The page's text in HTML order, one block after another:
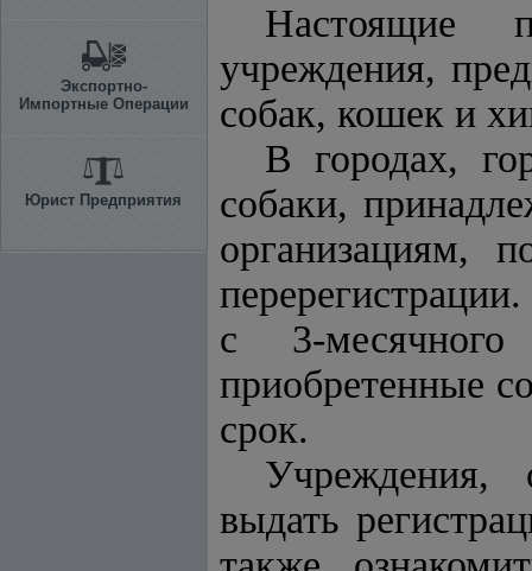
Экспортно-
Импортные Операции
Юрист Предприятия
Настоящие
учреждения,
собак, кошек и
В городах,
собаки,
организациям,
с 3-
приобретенные
срок.
Учреждения,
выдать